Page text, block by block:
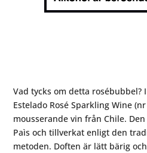
Vad tycks om detta rosébubbel?
Estelado Rosé Sparkling Wine
mousserande vin från Chile.
Paìs och tillverkat enligt den
metoden. Doften är lätt bärig